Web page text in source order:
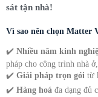
sát tận nhà!
Vì sao nên chọn Matter
✔️ Nhiều năm kinh
pháp cho công trình nhà
✔️ Giải pháp trọn gói từ
✔️ Hàng hoá đa dạng đủ